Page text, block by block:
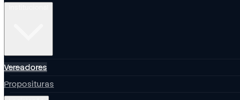
Vereadores
Proposituras